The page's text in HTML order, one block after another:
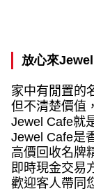
放心來
家中有閒置的
但不清楚價值
Jewel Cafe就
Jewel Cafe是
高價回收名牌
即時現金交易
歡迎客人帶同